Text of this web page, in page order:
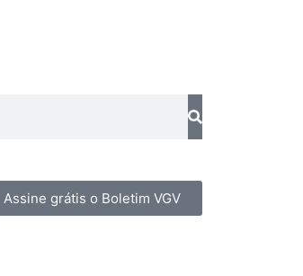
Assine grátis o Boletim VGV